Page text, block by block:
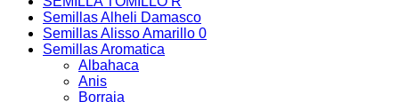
Semillas Alheli Damasco
Semillas Alisso Amarillo 0
Semillas Aromatica
Albahaca
Anis
Borraja